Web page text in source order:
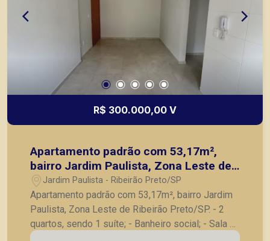
R$ 300.000,00 V
Apartamento padrão com 53,17m²,
bairro Jardim Paulista, Zona Leste de
Ribeirão Preto/SP.
Jardim Paulista - Ribeirão Preto/SP
Apartamento padrão com 53,17m², bairro Jardim
Paulista, Zona Leste de Ribeirão Preto/SP. - 2
quartos, sendo 1 suíte; - Banheiro social; - Sala 2
ambientes; - Cozinha; - Lavanderia; - 1 vaga de